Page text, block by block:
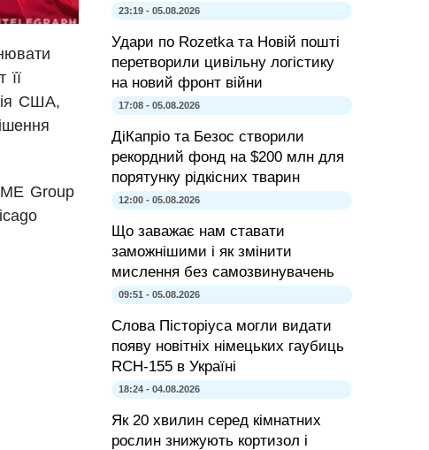
її
США,
Group
23:19 - 05.08.2026
Удари по Rozetka та Новій пошті
перетворили цивільну логістику
на новий фронт війни
17:08 - 05.08.2026
ДіКапріо та Безос створили
рекордний фонд на $200 млн для
порятунку рідкісних тварин
12:00 - 05.08.2026
Що заважає нам ставати
заможнішими і як змінити
мислення без самозвинувачень
09:51 - 05.08.2026
Слова Пісторіуса могли видати
появу новітніх німецьких гаубиць
RCH-155 в Україні
18:24 - 04.08.2026
Як 20 хвилин серед кімнатних
рослин знижують кортизол і